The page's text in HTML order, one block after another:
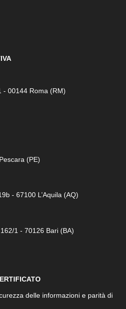
- 00144 Roma (RM)
(PE)
- 67100 L’Aquila (AQ)
1 - 70126 Bari (BA)
delle informazioni e parità di